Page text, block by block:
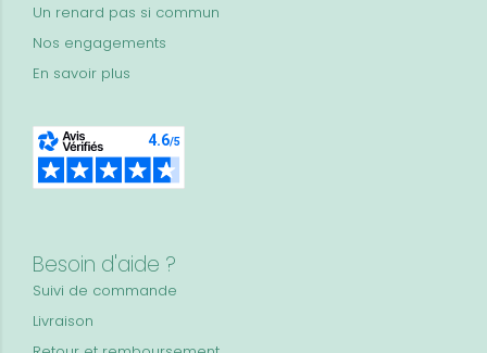
Un renard pas si commun
Nos engagements
En savoir plus
Besoin d'aide ?
Suivi de commande
Livraison